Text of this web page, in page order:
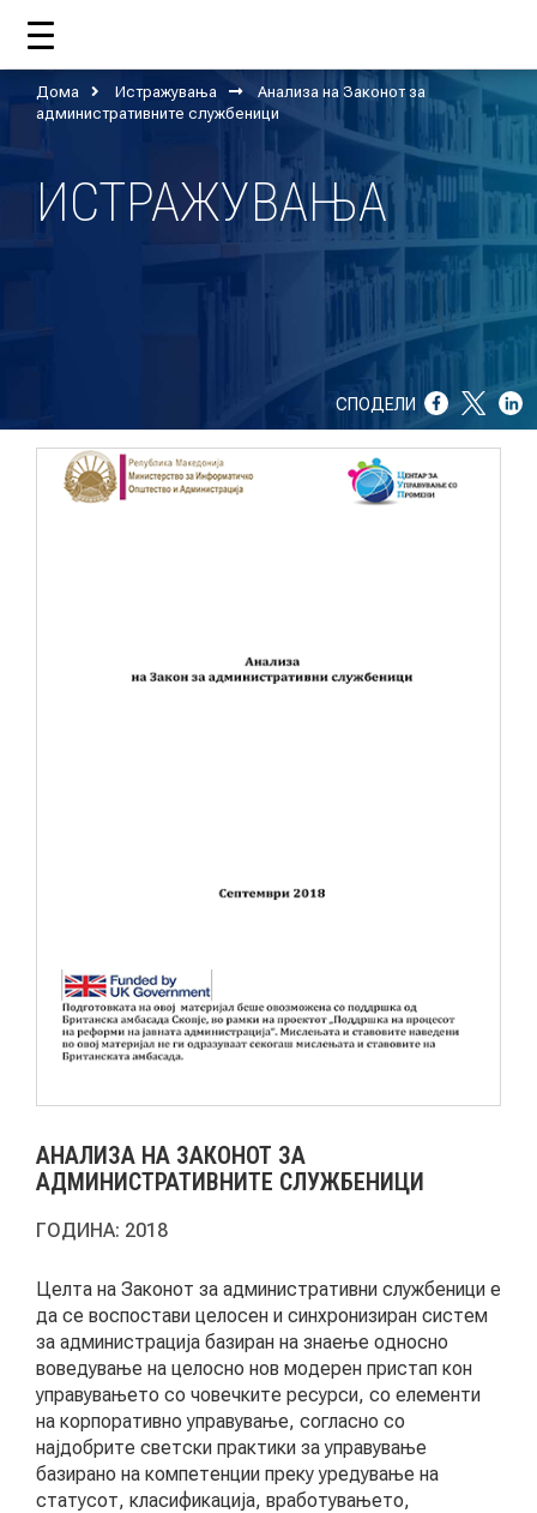
ДОМА
ЗА НАС
ГОДИШНИ ИЗВЕШТАИ
ИСО 9001
ПОВИЦИ
АКТУЕЛНИ ПОВИЦИ
АРХИВА
ИНИЦИЈАТИВИ
ПОСТАПКА
ПОДНЕСИ ИНИЦИЈАТИВА
ПОДДРЖИ ИНИЦИЈАТИВА
МУЛТИМЕДИЈА
Дома Истражувања
Анализа на Законот за
административните службеници
ИСТРАЖУВАЊА
СПОДЕЛИ
АНАЛИЗА НА ЗАКОНОТ ЗА
АДМИНИСТРАТИВНИТЕ СЛУЖБЕНИЦИ
ГОДИНА: 2018
Целта на Законот за административни службеници е
да се воспостави целосен и синхронизиран систем
за администрација базиран на знаење односно
воведување на целосно нов модерен пристап кон
управувањето со човечките ресурси, со елементи
на корпоративно управување, согласно со
најдобрите светски практики за управување
базирано на компетенции преку уредување на
статусот, класификација, вработувањето,